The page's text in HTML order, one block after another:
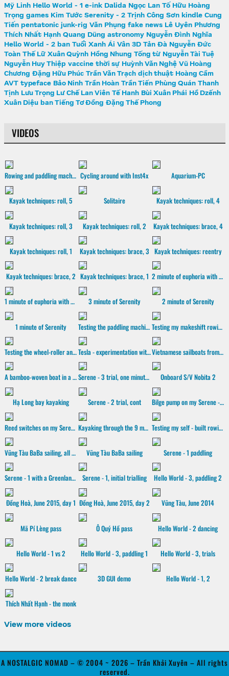
Mỹ Linh Hello World - 1 e-ink Dalida Ngọc Lan Tố Hữu Hoàng
Trọng games Kim Tước Serenity - 2 Trịnh Công Sơn kindle Cung
Tiến pentatonic junk-rig Văn Phụng fake news Lê Uyên Phương
Thích Nhất Hạnh Quang Dũng astronomy Nguyễn Đình Nghĩa
Hello World - 2 ban Tuổi Xanh Ái Vân 3D Tản Đà
Nguyễn Đức
Toàn Thế Lữ Xuân Quỳnh Hồng Nhung Tống từ Nguyễn Tài Tuệ
Nguyễn Huy Thiệp vaccine thời sự Huỳnh Văn Nghệ Vũ Hoàng
Chương Đặng Hữu Phúc Trần Văn Trạch dịch thuật Hoàng Cầm
AVT typeface Bảo Ninh Trần Hoàn Trần Tiến Phùng Quán Thanh
Tịnh Lưu Trọng Lư Chế Lan Viên Tế Hanh Bùi Xuân Phái
Hồ Dzếnh
Xuân Diệu ban Tiếng Tơ Đồng Đặng Thế Phong
VIDEOS
Rowing and paddling machine Cycling around with Inst4x Aquarium-PC
Kayak techniques: roll, 5 Solitaire Kayak techniques: roll, 4
Kayak techniques: roll, 3 Kayak techniques: roll, 2 Kayak techniques: brace, 4
Kayak techniques: roll, 1 Kayak techniques: brace, 3 Kayak techniques: reentry
Kayak techniques: brace, 2 Kayak techniques: brace, 1 2 minute of euphoria with Serenity
1 minute of euphoria with Serenity 3 minute of Serenity 2 minute of Serenity
1 minute of Serenity Testing the paddling machine Testing my makeshift rowing machine
Testing the wheel-roller and the sliding rails Tesla - experimentation with Core Animation Vietnamese sailboats from the old days
A bamboo-woven boat in a gold-plated sunset Serene - 3 trial, one minute of paddling Onboard S/V Nobita 2
Hạ Long bay kayaking Serene - 2 trial, cont Bilge pump on my Serene - 2 kayak
Reed switches on my Serene - 2 kayak Kayaking through the 9 mouths of the Mekong river Testing my self - built rowing machine
Vũng Tàu BaBa sailing, all sails hoisted Vũng Tàu BaBa sailing Serene - 1 paddling
Serene - 1 with a Greenland paddle Serene - 1, initial trialling Hello World - 3, paddling 2
Đồng Hoà, June 2015, day 1 Đồng Hoà, June 2015, day 2 Vũng Tàu, June 2014
Mã Pí Lèng pass Ô Quý Hồ pass Hello World - 2 dancing
Hello World - 1 vs 2 Hello World - 3, paddling 1 Hello World - 3, trials
Hello World - 2 break dance 3D GUI demo Hello World - 1, 2
Thích Nhất Hạnh - the monk
View more videos
A NOSTALGIC NOMAD – © 2004 ~ 2026 – Trần Khải Xuyên – All rights
reserved.